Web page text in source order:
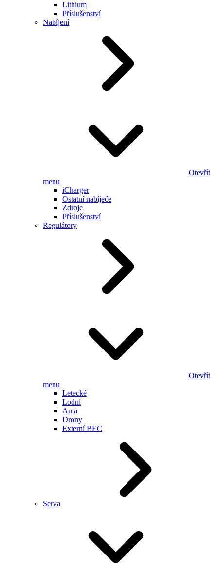
Lithium
Příslušenství
Nabíjení
Otevřít
menu
iCharger
Ostatní nabíječe
Zdroje
Příslušenství
Regulátory
Otevřít
menu
Letecké
Lodní
Auta
Drony
Externí BEC
Serva